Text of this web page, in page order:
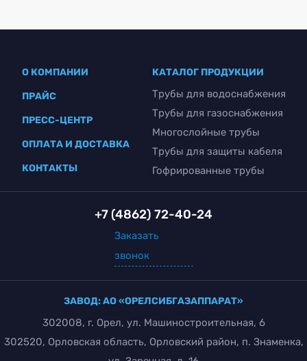
О КОМПАНИИ
ПРАЙС
ПРЕСС-ЦЕНТР
ОПЛАТА И ДОСТАВКА
КОНТАКТЫ
КАТАЛОГ ПРОДУКЦИИ
Трубы для водоснабжения
Трубы для газоснабжения
Многослойные трубы
Трубы для защиты кабеля
Гофрированные трубы
ЗАВОД: АО «ОРЕЛСИБГАЗАППАРАТ»
302008, г. Орел, ул. Машиностроительная, 6
302520, Орловская область, Орловский район, п. Знаменка,
+7 (4862) 72-40-24
Заказать
звонок